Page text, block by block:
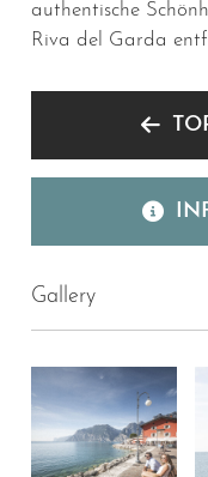
authentische
Riva del Garda
Gallery